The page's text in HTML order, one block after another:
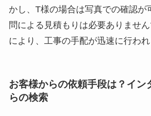
かし、T様の場合は写真での確認が
問による見積もりは必要ありませ
により、工事の手配が迅速に行われ
お客様からの依頼手段は？イン
らの検索